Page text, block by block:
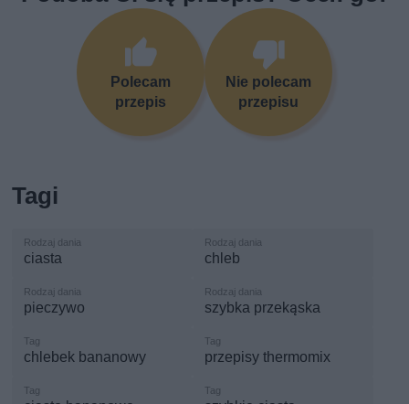
Polecam
przepis
Nie polecam
przepisu
Tagi
ciasta chleb
pieczywo szybka przekąska
chlebek bananowy przepisy thermomix